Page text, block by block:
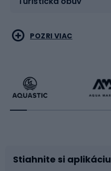
Vodné športy
Beh
Príslušenstvo k
Bojové umenia
Raketové športy
Sane a kĺzačky
POZRI VIAC
Stiahnite si